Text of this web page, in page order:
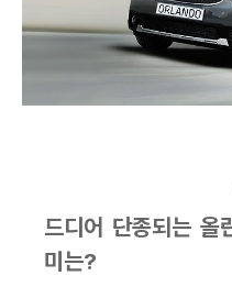
드디어 단종되는 올
미는?